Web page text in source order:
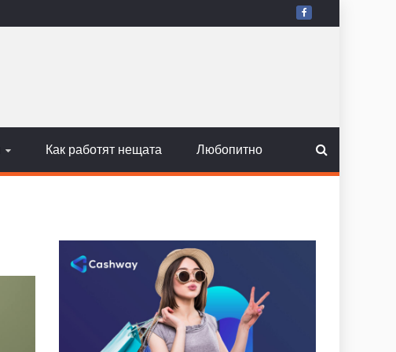
Как работят нещата Любопитно